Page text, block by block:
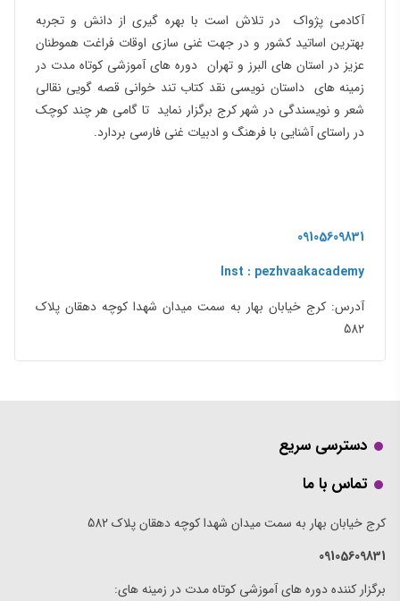
آکادمی پژواک در تلاش است با بهره گیری از دانش و تجربه
بهترین اساتید کشور و در جهت غنی سازی اوقات فراغت هموطنان
عزیز در استان های البرز و تهران دوره های آموزشی کوتاه مدت در
زمینه های داستان نویسی نقد کتاب تند خوانی قصه گویی نقالی
شعر و نویسندگی در شهر کرج برگزار نماید تا گامی هر چند کوچک
در راستای آشنایی با فرهنگ و ادبیات غنی فارسی بردارد.
09105609831
Inst : pezhvaakacademy
آدرس: کرج خیابان بهار به سمت میدان شهدا کوچه دهقان پلاک
582
دسترسی سریع
تماس با ما
کرج خیابان بهار به سمت میدان شهدا کوچه دهقان پلاک 582
09105609831
برگزار کننده دوره های آموزشی کوتاه مدت در زمینه های: